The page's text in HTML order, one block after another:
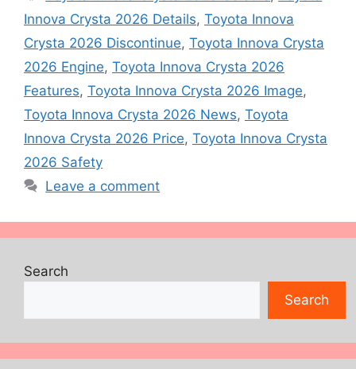
Innova Crysta 2026 Details, Toyota Innova
Crysta 2026 Discontinue, Toyota Innova Crysta
2026 Engine, Toyota Innova Crysta 2026
Features, Toyota Innova Crysta 2026 Image,
Toyota Innova Crysta 2026 News, Toyota
Innova Crysta 2026 Price, Toyota Innova Crysta
2026 Safety
Leave a comment
Search
Search